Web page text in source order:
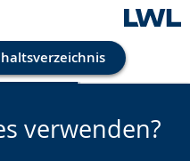
verwenden?